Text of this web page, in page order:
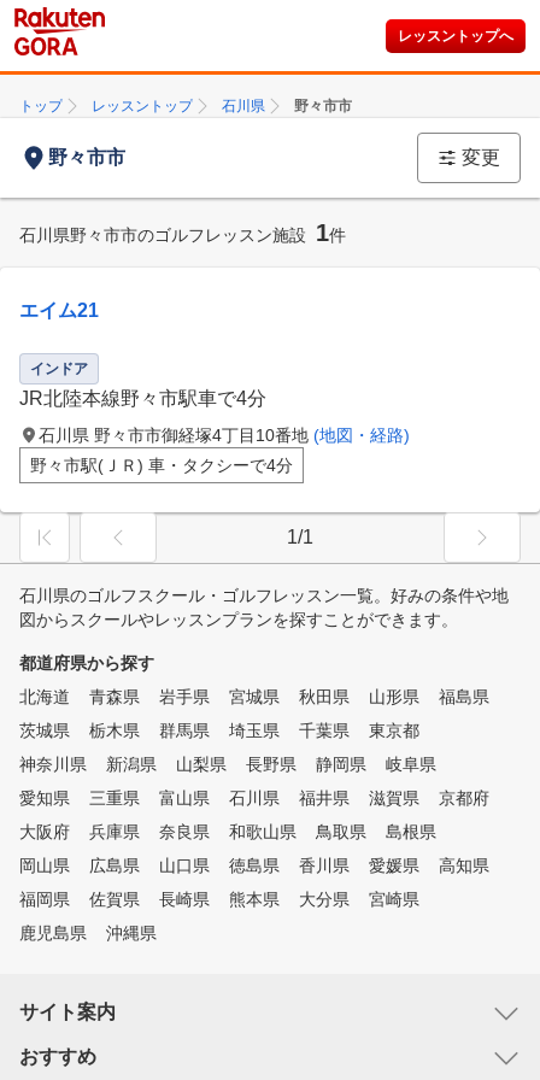
レッスントップへ
トップ レッスントップ 石川県 野々市市
野々市市 変更
石川県野々市市のゴルフレッスン施設 1件
エイム21
インドア
JR北陸本線野々市駅車で4分
石川県 野々市市御経塚4丁目10番地 (地図・経路)
野々市駅(ＪＲ) 車・タクシーで4分
1/1
石川県のゴルフスクール・ゴルフレッスン一覧。好みの条件や地
図からスクールやレッスンプランを探すことができます。
都道府県から探す
北海道
青森県 岩手県 宮城県 秋田県 山形県
福島県
茨城県
栃木県 群馬県 埼玉県 千葉県
東京都
神奈川県
新潟県 山梨県 長野県 静岡県
岐阜県
愛知県
三重県 富山県 石川県 福井県 滋賀県
京都府
大阪府
兵庫県 奈良県 和歌山県 鳥取県
島根県
岡山県
広島県 山口県 徳島県 香川県 愛媛県
高知県
福岡県
佐賀県 長崎県 熊本県 大分県
宮崎県
鹿児島県
沖縄県
サイト案内
おすすめ